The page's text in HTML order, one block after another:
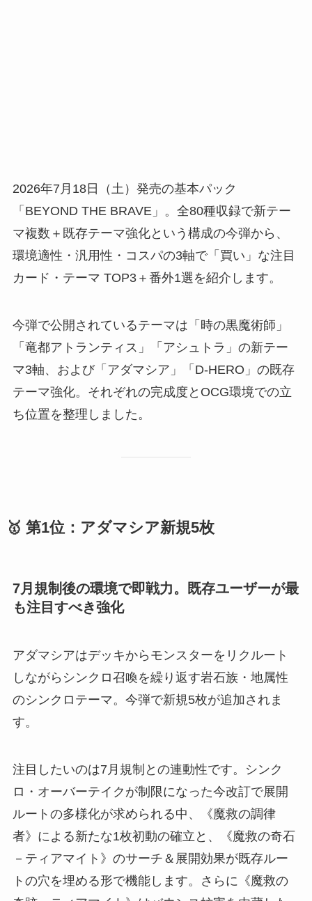
2026年7月18日（土）発売の基本パック
「BEYOND THE BRAVE」。全80種収録で新テー
マ複数＋既存テーマ強化という構成の今弾から、
環境適性・汎用性・コスパの3軸で「買い」な注目
カード・テーマ TOP3＋番外1選を紹介します。
今弾で公開されているテーマは「時の黒魔術師」
「竜都アトランティス」「アシュトラ」の新テー
マ3軸、および「アダマシア」「D-HERO」の既存
テーマ強化。それぞれの完成度とOCG環境での立
ち位置を整理しました。
🥇 第1位：アダマシア新規5枚
7月規制後の環境で即戦力。既存ユーザーが最
も注目すべき強化
アダマシアはデッキからモンスターをリクルート
しながらシンクロ召喚を繰り返す岩石族・地属性
のシンクロテーマ。今弾で新規5枚が追加されま
す。
注目したいのは7月規制との連動性です。シンク
ロ・オーバーテイクが制限になった今改訂で展開
ルートの多様化が求められる中、《魔救の調律
者》による新たな1枚初動の確立と、《魔救の奇石
－ティアマイト》のサーチ＆展開効果が既存ルー
トの穴を埋める形で機能します。さらに《魔救の